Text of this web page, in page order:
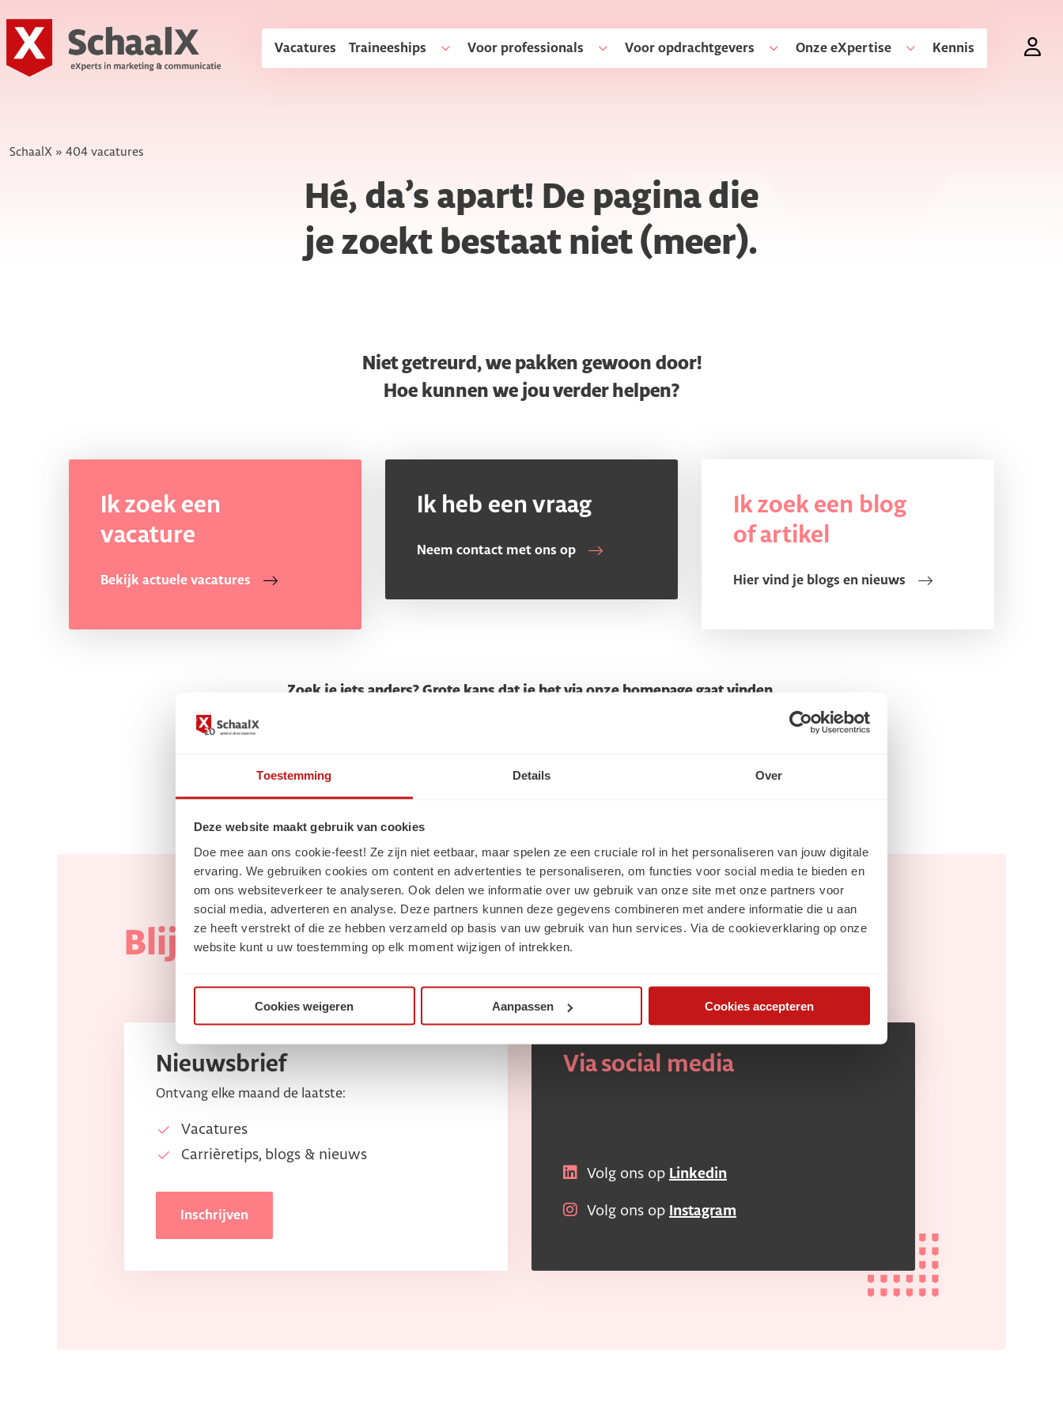
Toestemming Details Over
Deze website maakt gebruik van cookies
Doe mee aan ons cookie-feest! Ze zijn niet eetbaar, maar spelen ze een cruciale rol in het personaliseren van jouw digitale
ervaring. We gebruiken cookies om content en advertenties te personaliseren, om functies voor social media te bieden en
om ons websiteverkeer te analyseren. Ook delen we informatie over uw gebruik van onze site met onze partners voor
social media, adverteren en analyse. Deze partners kunnen deze gegevens combineren met andere informatie die u aan
ze heeft verstrekt of die ze hebben verzameld op basis van uw gebruik van hun services. Via de cookieverklaring op onze
website kunt u uw toestemming op elk moment wijzigen of intrekken.
Cookies weigeren Aanpassen Cookies accepteren
SchaalX
Vacatures Traineeships Voor professionals Voor opdrachtgevers Onze eXpertise Kennis
SchaalX » 404 vacatures
Hé, da’s apart! De pagina die
je zoekt bestaat niet (meer).
Niet getreurd, we pakken gewoon door!
Hoe kunnen we jou verder helpen?
Ik zoek een
vacature
Bekijk actuele vacatures
Ik heb een vraag
Neem contact met ons op
Ik zoek een blog
of artikel
Hier vind je blogs en nieuws
Zoek je iets anders? Grote kans dat je het via onze homepage gaat vinden.
Blijf op de hoogtevan SchaalX
Nieuwsbrief
Ontvang elke maand de laatste:
Vacatures
Carrièretips, blogs & nieuws
Inschrijven
Via social media
Volg ons op Linkedin
Volg ons op Instagram